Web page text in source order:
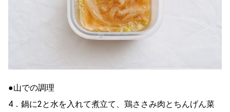
●山での調理
4．鍋に2と水を入れて煮立て、鶏ささみ肉とちんげん菜